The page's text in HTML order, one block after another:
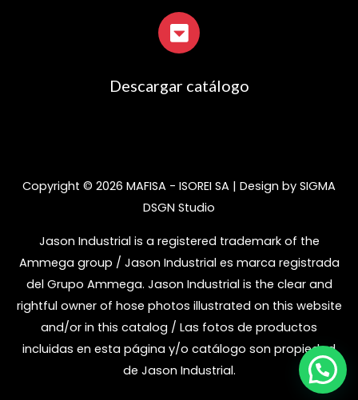
Descargar catálogo
Copyright © 2026 MAFISA - ISOREI SA | Design by SIGMA
DSGN Studio
Jason Industrial is a registered trademark of the
Ammega group / Jason Industrial es marca registrada
del Grupo Ammega. Jason Industrial is the clear and
rightful owner of hose photos illustrated on this website
and/or in this catalog / Las fotos de productos
incluidas en esta página y/o catálogo son propiedad
de Jason Industrial.